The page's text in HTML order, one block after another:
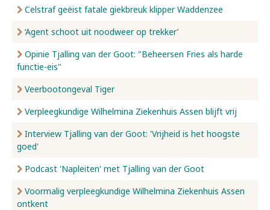
Celstraf geëist fatale giekbreuk klipper Waddenzee
‘Agent schoot uit noodweer op trekker’
Opinie Tjalling van der Goot: "Beheersen Fries als harde
functie-eis"
Veerbootongeval Tiger
Verpleegkundige Wilhelmina Ziekenhuis Assen blijft vrij
Interview Tjalling van der Goot: 'Vrijheid is het hoogste
goed'
Podcast 'Napleiten' met Tjalling van der Goot
Voormalig verpleegkundige Wilhelmina Ziekenhuis Assen
ontkent